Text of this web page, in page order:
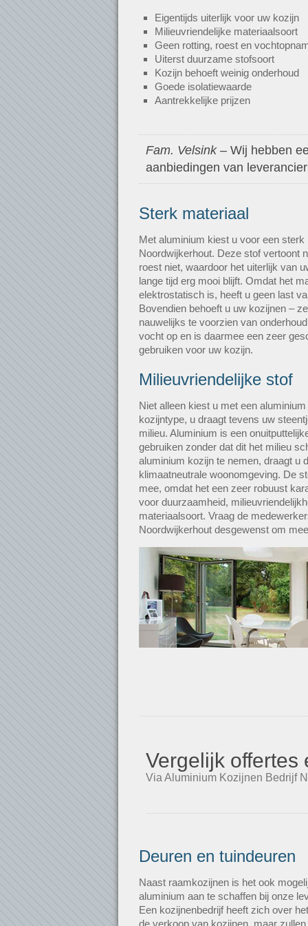
Eigentijds uiterlijk voor uw kozijn
Milieuvriendelijke materiaalsoort
Geen rotting, roest en
Uiterst duurzame stofsoort
Kozijn behoeft weinig onderhoud
Goede isolatiewaarde
Aantrekkelijke prijzen
Fam. Velsink– Wij hebben
aanbiedingen van
Sterk materiaal
Met aluminium kiest u voor een
Noordwijkerhout. Deze stof vertoont
roest niet, waardoor het uiterlijk van
lange tijd erg mooi blijft. Omdat het
elektrostatisch is, heeft u geen last
Bovendien behoeft u uw kozijnen –
nauwelijks te voorzien van
vocht op en is daarmee een zeer
gebruiken voor uw kozijn.
Milieuvriendelijke stof
Niet alleen kiest u met een
kozijntype, u draagt tevens uw
milieu. Aluminium is een
gebruiken zonder dat dit het milieu
aluminium kozijn te nemen, draagt u
klimaatneutrale woonomgeving. De
mee, omdat het een zeer robuust
voor duurzaamheid,
materiaalsoort. Vraag de
Noordwijkerhout desgewenst om
Vergelijk offertes
Via Aluminium Kozijnen Bedrijf
Deuren en tuindeuren
Naast raamkozijnen is het ook
aluminium aan te schaffen bij onze
Een kozijnenbedrijf heeft zich over
de verkoop van kozijnen, maar